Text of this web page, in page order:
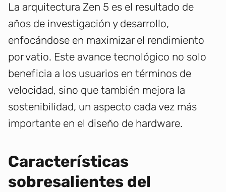
La arquitectura Zen 5 es el resultado de
años de investigación y desarrollo,
enfocándose en maximizar el rendimiento
por vatio. Este avance tecnológico no solo
beneficia a los usuarios en términos de
velocidad, sino que también mejora la
sostenibilidad, un aspecto cada vez más
importante en el diseño de hardware.
Características
sobresalientes del